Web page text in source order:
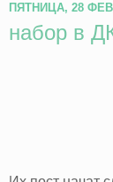
ПЯТНИЦА, 28
набор в